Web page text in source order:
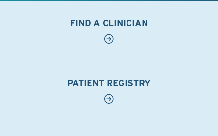
FIND A CLINICIAN
PATIENT REGISTRY